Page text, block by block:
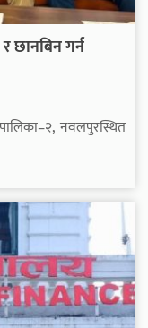
छानबिन गर्न
नवलपुरस्थित